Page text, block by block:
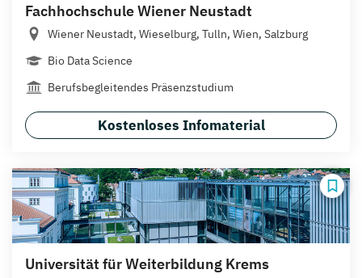
Fachhochschule Wiener Neustadt
Wiener Neustadt, Wieselburg, Tulln, Wien, Salzburg
Bio Data Science
Berufsbegleitendes Präsenzstudium
Kostenloses Infomaterial
Universität für Weiterbildung Krems